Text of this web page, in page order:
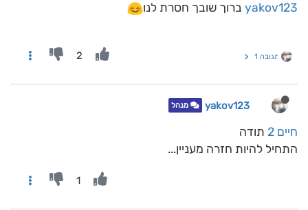
yakov123 ברוך שובך חסרת לנו
תגובה 1 2
yakov123 מנהל
חיים 2
תודה
התחיל להיות חזרה מעניין...
1